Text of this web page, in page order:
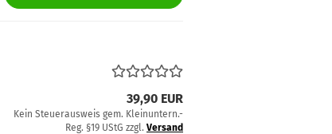
39,90 EUR
Kein Steuerausweis gem. Kleinuntern.-
Reg. §19 UStG zzgl. Versand